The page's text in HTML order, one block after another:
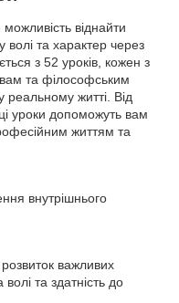
віднайти
волі та характер через
з 52 уроків, кожен з
та філософським
реальному житті. Від
уроки допоможуть вам
життям та
внутрішнього
важливих
та здатність до